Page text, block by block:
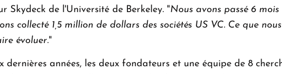
Skydeck de l'Université de Berkeley. "Nous avons passé 6
collecté 1,5 million de dollars des sociétés US VC. Ce que
évoluer."
dernières années, les deux fondateurs et une équipe de 8